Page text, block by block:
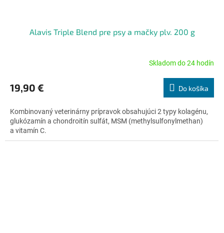
Alavis Triple Blend pre psy a mačky plv. 200 g
produktu
je
z
5
hviezdičiek.
Skladom do 24 hodín
19,90 € Do košíka
Kombinovaný veterinárny prípravok obsahujúci 2 typy kolagénu,
glukózamín a chondroitín sulfát, MSM (methylsulfonylmethan)
a vitamín C.